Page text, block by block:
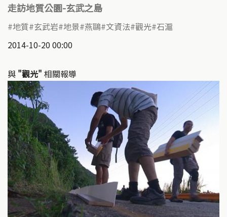
走訪地質公園-玄武之島
地質 玄武岩 地景 燕鷗 文資法 觀光 石滬
2014-10-20 00:00
與 "觀光" 相關報導